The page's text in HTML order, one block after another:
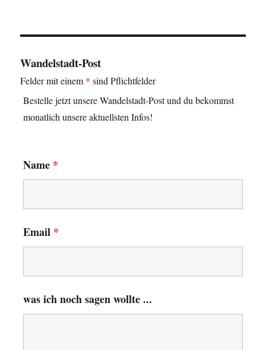
Wandelstadt-Post
Felder mit einem * sind Pflichtfelder
Bestelle jetzt unsere Wandelstadt-Post und du bekommst
monatlich unsere aktuellsten Infos!
Name *
Email *
was ich noch sagen wollte ...